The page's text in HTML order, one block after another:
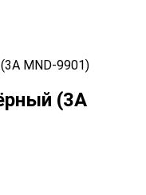
MND-9901)
(3A